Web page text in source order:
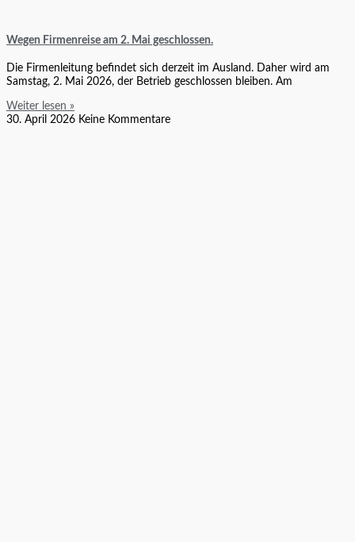
Wegen Firmenreise am 2. Mai geschlossen.
Die Firmenleitung befindet sich derzeit im Ausland. Daher wird am
Samstag, 2. Mai 2026, der Betrieb geschlossen bleiben. Am
Weiter lesen »
30. April 2026 Keine Kommentare